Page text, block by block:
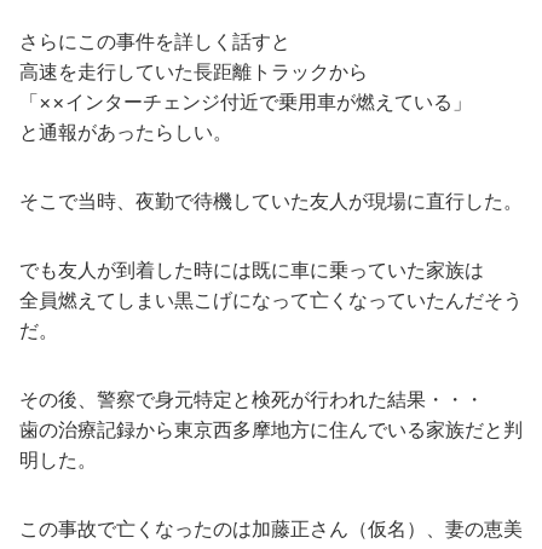
さらにこの事件を詳しく話すと
高速を走行していた長距離トラックから
「××インターチェンジ付近で乗用車が燃えている」
と通報があったらしい。
そこで当時、夜勤で待機していた友人が現場に直行した。
でも友人が到着した時には既に車に乗っていた家族は
全員燃えてしまい黒こげになって亡くなっていたんだそう
だ。
その後、警察で身元特定と検死が行われた結果・・・
歯の治療記録から東京西多摩地方に住んでいる家族だと判
明した。
この事故で亡くなったのは加藤正さん（仮名）、妻の恵美